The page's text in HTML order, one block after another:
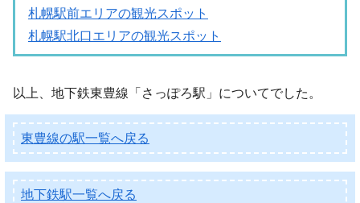
札幌駅前エリアの観光スポット
札幌駅北口エリアの観光スポット
以上、地下鉄東豊線「さっぽろ駅」についてでした。
東豊線の駅一覧へ戻る
地下鉄駅一覧へ戻る